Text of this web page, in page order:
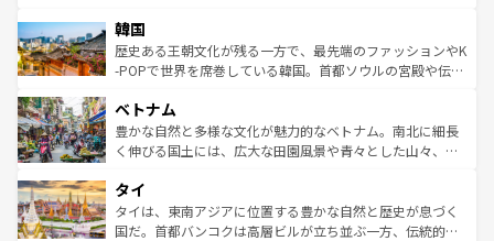
はコンテンツ一覧
いる。アクティビティも充実しており、サーフィンやダイ
ビング、ハイキングなど、アウトドア好きにはたまらな
い。オーストラリアの多彩な魅力を存分に味わいつくそ
参照してほしい。
ン）、静ひつな山岳地帯である台湾東部など、都市の喧騒
と山間の静けさが共存しており、訪れる人に新しい発見と
驚きをもたらしてくれる。また、奥深い台湾の食文化も魅
容にもいいと評判のスイーツなど、バラエティ豊かな料理
が味わえる。 なお、新着の台湾情報は コンテンツ一覧を参
照してほしい。
韓国
歴史ある王朝文化が残る一方で、最先端のファッションやK
-POPで世界を席巻している韓国。首都ソウルの宮殿や伝統
き、地方に足を延ばせば四季折々の自然美を楽しむことが
できる。そして、キムチや焼肉、絶品のストリートフード
まで、さまざまな韓国料理が待っている。夜には、韓国な
リティに包まれながら、韓国の多彩な魅力を心ゆくまで味
わってみてほしい。 なお、新着の韓国情報はコンテンツ一
覧を参照してほしい。
ベトナム
豊かな自然と多様な文化が魅力的なベトナム。南北に細長
く伸びる国土には、広大な田園風景や青々とした山々、世
急速な発展と共に伝統が息づく。ハノイの古い町並みやホ
ーチミン市のフランス統治時代の建物も、独特の雰囲気を
醸し出している。また、バラエティの豊かさとおいしさで
タイ
タイは、東南アジアに位置する豊かな自然と歴史が息づく
国だ。首都バンコクは高層ビルが立ち並ぶ一方、伝統的な